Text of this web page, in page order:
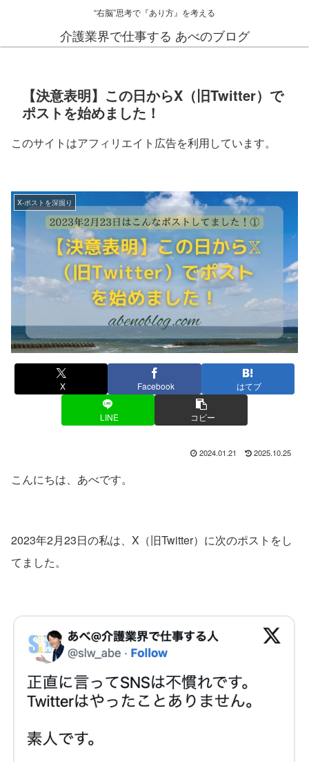
“右脳”思考で『あり方』を考える
介護業界で仕事する あべのブログ
【決意表明】この日からX（旧Twitter）で
ポストを始めました！
このサイトはアフィリエイト広告を利用しています。
X-ポストを深掘り
X Facebook はてブ
LINE コピー
2024.01.21 2025.10.25
こんにちは、あべです。
2023年2月23日の私は、X（旧Twitter）に次のポストをし
てました。